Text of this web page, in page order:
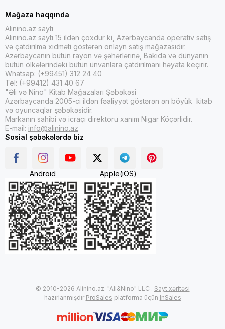
Mağaza haqqında
Alinino.az saytı
Alinino.az saytı 15 ildən çoxdur ki, Azərbaycanda operativ satış
və çatdırılma xidməti göstərən onlayn satış mağazasıdır.
Azərbaycanın bütün rayon və şəhərlərinə, Bakıda və dünyanın
bütün ölkələrindəki bütün ünvanlara çatdırılmanı həyata keçirir.
Whatsap: (+99451) 312 24 40
Tel: (+99412) 431 40 67
"Əli və Nino" Kitab Mağazaları Şəbəkəsi
Azərbaycanda 2005-ci ildən fəaliyyət göstərən ən böyük kitab
və oyuncaqlar şəbəkəsidir.
Markanın sahibi və icraçı direktoru xanım Nigar Köçərlidir.
E-mail: info@alinino.az
Sosial şəbəkələrdə biz
Android Apple(iOS)
© 2010-2026 Alinino.az. "Ali&Nino" LLC . Sayt xəritəsi
hazırlanmışdır ProSales platforma üçün InSales